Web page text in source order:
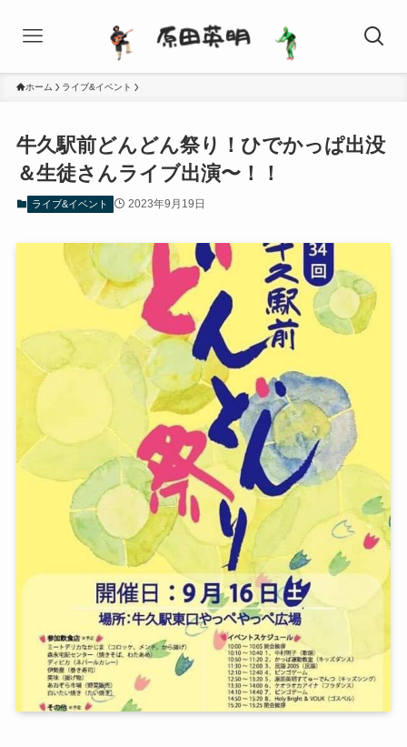
ホーム ライブ&イベント
牛久駅前どんどん祭り！ひでかっぱ出没
＆生徒さんライブ出演〜！！
ライブ&イベント 2023年9月19日